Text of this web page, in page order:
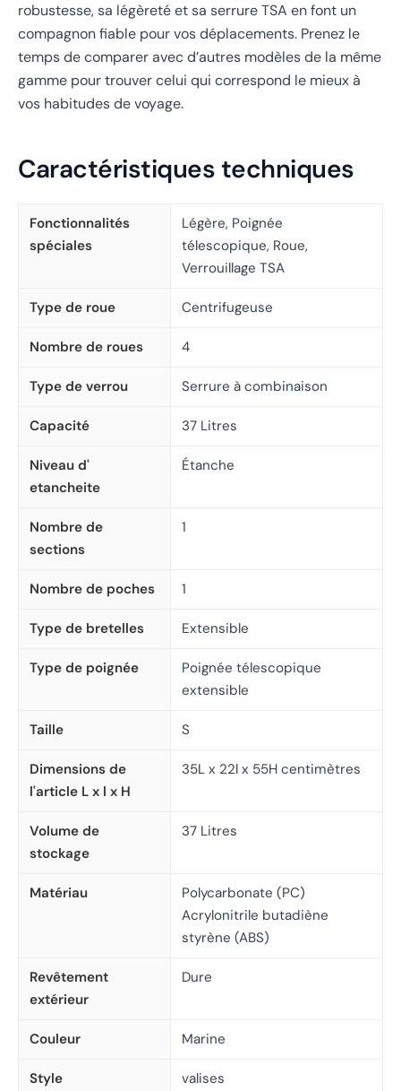
robustesse, sa légèreté et sa serrure TSA en font un
compagnon fiable pour vos déplacements. Prenez le
temps de comparer avec d’autres modèles de la même
gamme pour trouver celui qui correspond le mieux à
vos habitudes de voyage.
Caractéristiques techniques
Fonctionnalités
spéciales
Légère, Poignée
télescopique, Roue,
Verrouillage TSA
Type de roue Centrifugeuse
Nombre de roues 4
Type de verrou Serrure à combinaison
Capacité 37 Litres
Niveau d'
etancheite
Étanche
Nombre de
sections
1
Nombre de poches 1
Type de bretelles Extensible
Type de poignée
Poignée télescopique
extensible
Taille S
Dimensions de
l'article L x l x H
35L x 22l x 55H centimètres
Volume de
stockage
37 Litres
Matériau
Polycarbonate (PC)
Acrylonitrile butadiène
styrène (ABS)
Revêtement
extérieur
Dure
Couleur Marine
Style valises